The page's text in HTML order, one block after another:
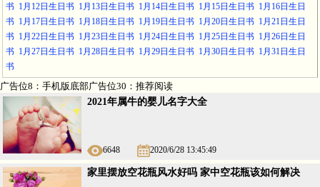
书 1月12日生日书 1月13日生日书 1月14日生日书 1月15日生日书 1月16日生日
书 1月17日生日书 1月18日生日书 1月19日生日书 1月20日生日书 1月21日生日
书 1月22日生日书 1月23日生日书 1月24日生日书 1月25日生日书 1月26日生日
书 1月27日生日书 1月28日生日书 1月29日生日书 1月30日生日书 1月31日生日
书
广告位8：手机版底部广告位30：推荐阅读
2021年属牛的婴儿名字大全
6648 2020/6/28 13:45:49
家里摆放空花瓶风水好吗 家中空花瓶该如何解决